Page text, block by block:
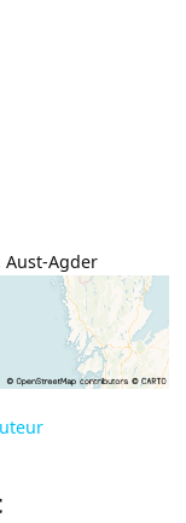
Aust-Agder